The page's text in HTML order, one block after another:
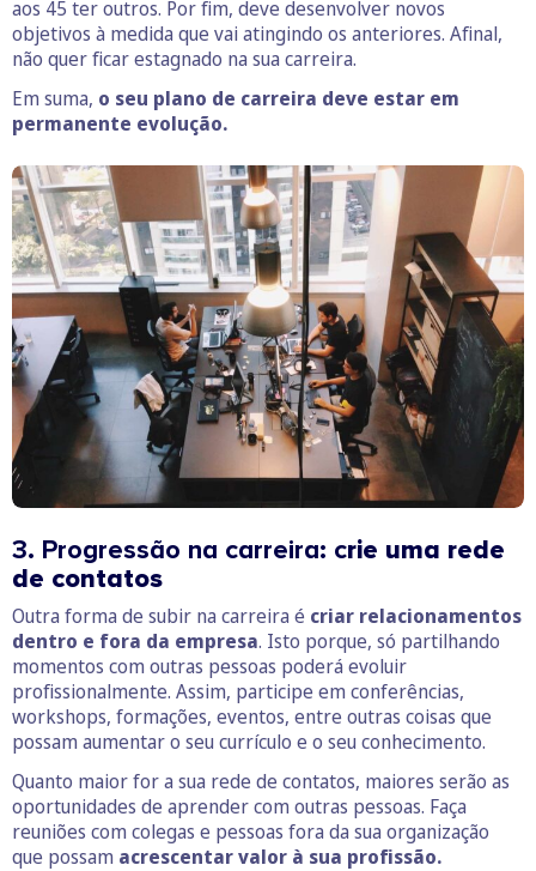
aos 45 ter outros. Por fim, deve desenvolver novos
objetivos à medida que vai atingindo os anteriores. Afinal,
não quer ficar estagnado na sua carreira.
Em suma, o seu plano de carreira deve estar em
permanente evolução.
3. Progressão na carreira: crie uma rede
de contatos
Outra forma de subir na carreira é criar relacionamentos
dentro e fora da empresa. Isto porque, só partilhando
momentos com outras pessoas poderá evoluir
profissionalmente. Assim, participe em conferências,
workshops, formações, eventos, entre outras coisas que
possam aumentar o seu currículo e o seu conhecimento.
Quanto maior for a sua rede de contatos, maiores serão as
oportunidades de aprender com outras pessoas. Faça
reuniões com colegas e pessoas fora da sua organização
que possam acrescentar valor à sua profissão.